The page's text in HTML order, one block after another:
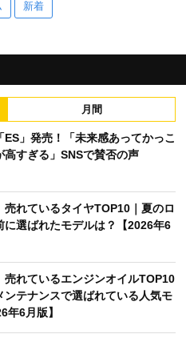
新着
月間
ES」発売！「未来感あってかっこ
高すぎる」SNSで賛否の声
売れているタイヤTOP10｜夏のロ
に選ばれたモデルは？【2026年6
売れているエンジンオイルTOP10
ンテナンスで選ばれている人気モ
年6月版】